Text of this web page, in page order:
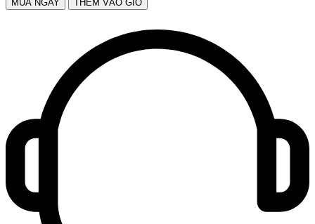
MUA NGAY THÊM VÀO GIỎ